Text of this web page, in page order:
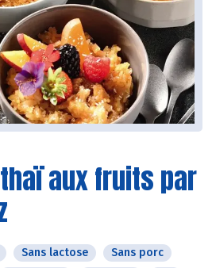
aux fruits par
Sans lactose
Sans porc